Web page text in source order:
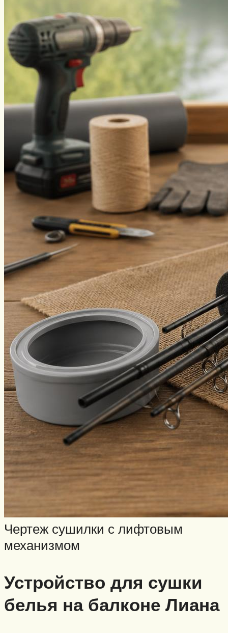
Чертеж сушилки с лифтовым
механизмом
Устройство для сушки
белья на балконе Лиана